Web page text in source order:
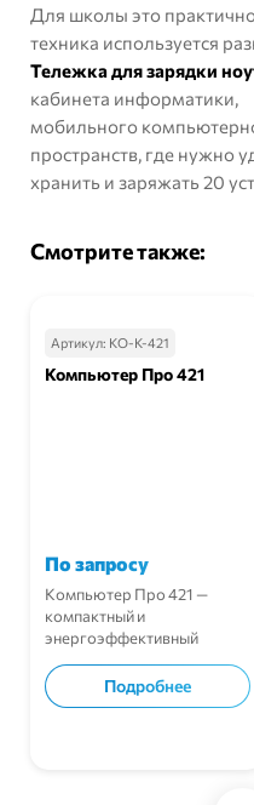
Для школы это
техника используется
Тележка для зарядки
кабинета информатики,
мобильного
пространств, где нужно
хранить и заряжать 20
Смотрите также:
Артикул: КО-К-421
Компьютер Про 421
По запросу
Компьютер Про 421 —
компактный и
энергоэффективный
вузов.
Подробнее